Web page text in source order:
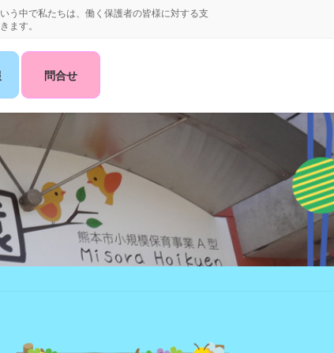
う中で私たちは、働く保護者の皆様に対する支
ます。
問合せ